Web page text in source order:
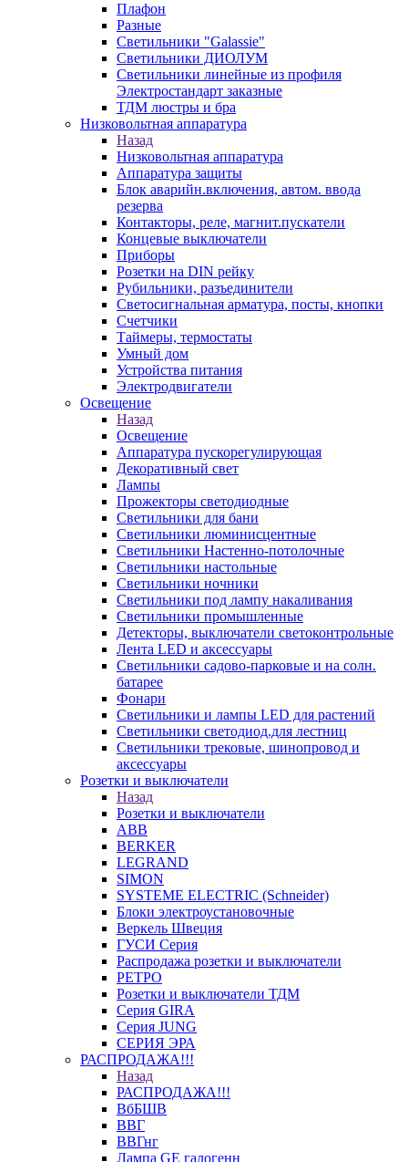
Плафон
Разные
Светильники "Galassie"
Светильники ДИОЛУМ
Светильники линейные из профиля
Электростандарт заказные
ТДМ люстры и бра
Низковольтная аппаратура
Назад
Низковольтная аппаратура
Аппаратура защиты
Блок аварийн.включения, автом. ввода
резерва
Контакторы, реле, магнит.пускатели
Концевые выключатели
Приборы
Розетки на DIN рейку
Рубильники, разъединители
Светосигнальная арматура, посты, кнопки
Счетчики
Таймеры, термостаты
Умный дом
Устройства питания
Электродвигатели
Освещение
Назад
Освещение
Аппаратура пускорегулирующая
Декоративный свет
Лампы
Прожекторы светодиодные
Светильники для бани
Светильники люминисцентные
Светильники Настенно-потолочные
Светильники настольные
Светильники ночники
Светильники под лампу накаливания
Светильники промышленные
Детекторы, выключатели светоконтрольные
Лента LED и аксессуары
Светильники садово-парковые и на солн.
батарее
Фонари
Светильники и лампы LED для растений
Светильники светодиод.для лестниц
Светильники трековые, шинопровод и
аксессуары
Розетки и выключатели
Назад
Розетки и выключатели
ABB
BERKER
LEGRAND
SIMON
SYSTEME ELECTRIC (Schneider)
Блоки электроустановочные
Веркель Швеция
ГУСИ Серия
Распродажа розетки и выключатели
РЕТРО
Розетки и выключатели ТДМ
Серия GIRA
Серия JUNG
СЕРИЯ ЭРА
РАСПРОДАЖА!!!
Назад
РАСПРОДАЖА!!!
ВбБШВ
ВВГ
ВВГнг
Лампа GE галогенн